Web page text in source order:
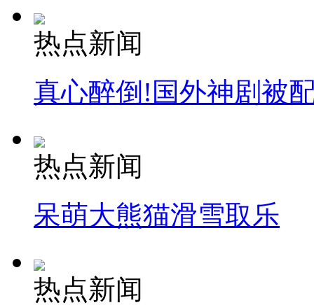
热点新闻
真心醉倒!国外神剧被
热点新闻
呆萌大熊猫滑雪取乐
热点新闻